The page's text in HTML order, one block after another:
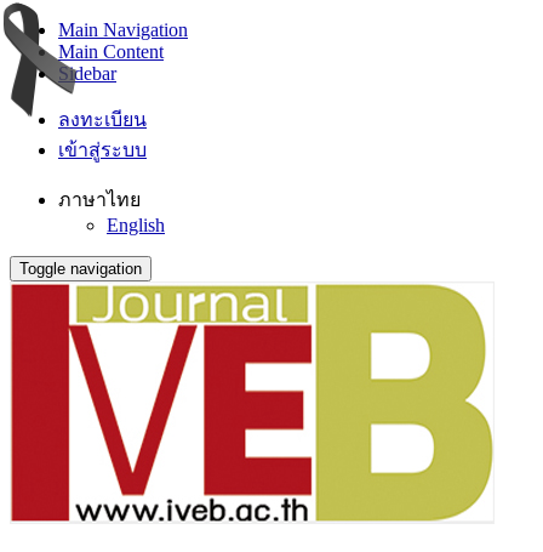
Main Navigation
Main Content
Sidebar
ลงทะเบียน
เข้าสู่ระบบ
ภาษาไทย
English
Toggle navigation